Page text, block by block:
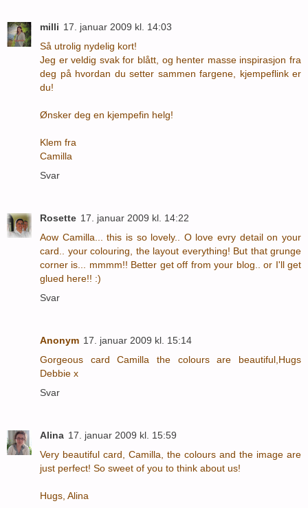
milli 17. januar 2009 kl. 14:03
Så utrolig nydelig kort!
Jeg er veldig svak for blått, og henter masse inspirasjon fra
deg på hvordan du setter sammen fargene, kjempeflink er
du!
Ønsker deg en kjempefin helg!
Klem fra
Camilla
Svar
Rosette 17. januar 2009 kl. 14:22
Aow Camilla... this is so lovely.. O love evry detail on your
card.. your colouring, the layout everything! But that grunge
corner is... mmmm!! Better get off from your blog.. or I'll get
glued here!! :)
Svar
Anonym 17. januar 2009 kl. 15:14
Gorgeous card Camilla the colours are beautiful,Hugs
Debbie x
Svar
Alina 17. januar 2009 kl. 15:59
Very beautiful card, Camilla, the colours and the image are
just perfect! So sweet of you to think about us!
Hugs, Alina